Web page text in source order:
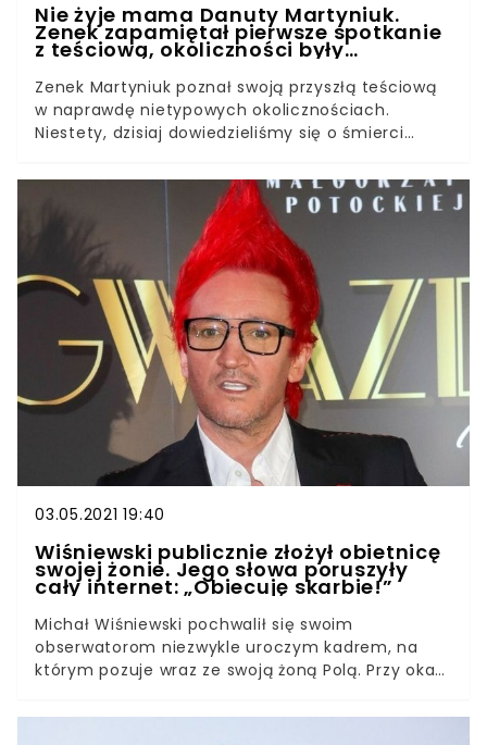
Nie żyje mama Danuty Martyniuk.
Zenek zapamiętał pierwsze spotkanie
z teściową, okoliczności były
nietypowe
Zenek Martyniuk poznał swoją przyszłą teściową
w naprawdę nietypowych okolicznościach.
Niestety, dzisiaj dowiedzieliśmy się o śmierci
niezwykle trudnym przeżyciem. Dzisiaj
dowiedzieliśmy się o śmierci teściowej Zenka
Martyniuka. W tak trudnych momentach
członkowie rodzin często wspominają wspólne
chwile. Jak się okazuje, Zenek Martyniuk poznał
swoją przyszłą teściową w dosyć niecodziennej i
krępującej sytuacji. Choć Zenek Martyniuk, a
także jego żona skrupulatnie bronią swojego życia
prywatnego, to wciąż po internecie krążą różne
historie dotyczące ich małżeństwa. Dużo światła
na ich związek rzucił również film o liderze
zespołu Akcent.
03.05.2021 19:40
Wiśniewski publicznie złożył obietnicę
swojej żonie. Jego słowa poruszyły
cały internet: „Obiecuję skarbie!”
Michał Wiśniewski pochwalił się swoim
obserwatorom niezwykle uroczym kadrem, na
którym pozuje wraz ze swoją żoną Polą. Przy okazji
komentarzach aż zawrzało. Michał Wiśniewski